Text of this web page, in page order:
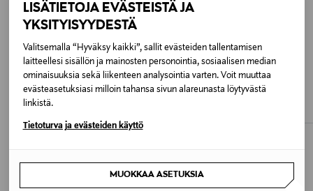
LISÄTIETOJA EVÄSTEISTÄ JA
YKSITYISYYDESTÄ
Valitsemalla “Hyväksy kaikki”, sallit evästeiden tallentamisen
laitteellesi sisällön ja mainosten personointia, sosiaalisen median
ominaisuuksia sekä liikenteen analysointia varten. Voit muuttaa
evästeasetuksiasi milloin tahansa sivun alareunasta löytyvästä
linkistä.
Tietoturva ja evästeiden käyttö
MUOKKAA ASETUKSIA
Väri
NOCOL
Koko
250 ml
Tanska
URTEKRAM
Fluoriton Aloe Vera -hammastahna 75
URTEKRAM
Soft Wild Rose Shampoo 250 ml